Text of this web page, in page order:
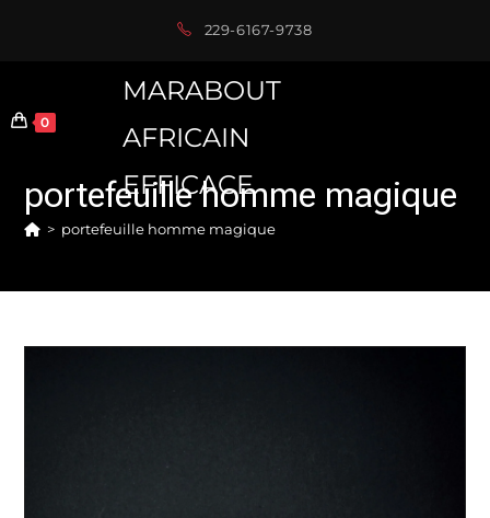
229-6167-9738
0
MARABOUT
AFRICAIN
EFFICACE
portefeuille homme magique
> portefeuille homme magique